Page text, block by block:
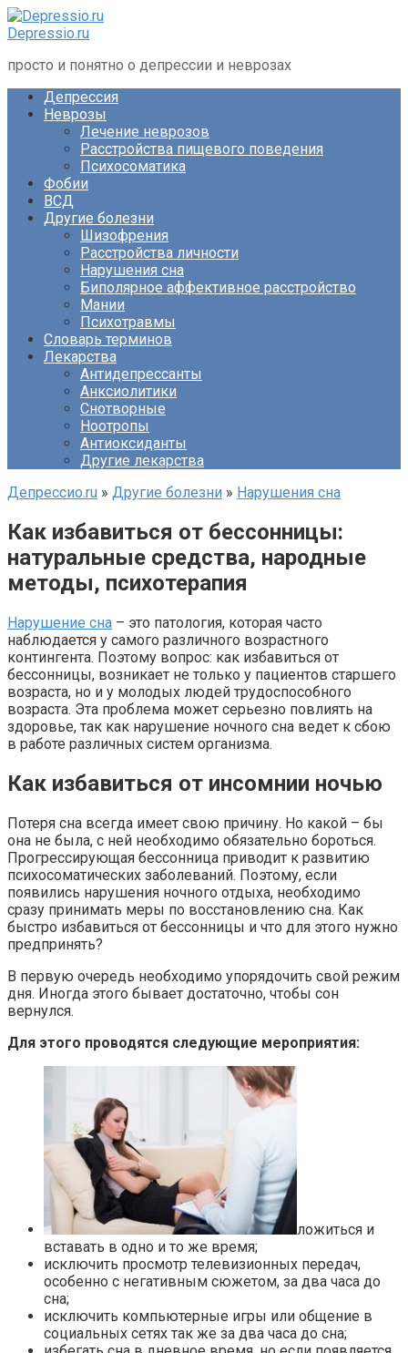
Перейти
к
Depressio.ru
просто и понятно о депрессии и неврозах
Депрессия
Неврозы
Лечение неврозов
Расстройства пищевого поведения
Психосоматика
Фобии
ВСД
Другие болезни
Шизофрения
Расстройства личности
Нарушения сна
Биполярное аффективное расстройство
Мании
Психотравмы
Словарь терминов
Лекарства
Антидепрессанты
Анксиолитики
Снотворные
Ноотропы
Антиоксиданты
Другие лекарства
Депрессио.ru » Другие болезни » Нарушения сна
Как избавиться от бессонницы:
натуральные средства, народные
методы, психотерапия
Нарушение сна – это патология, которая часто
наблюдается у самого различного возрастного
контингента. Поэтому вопрос: как избавиться от
бессонницы, возникает не только у пациентов старшего
возраста, но и у молодых людей трудоспособного
возраста. Эта проблема может серьезно повлиять на
здоровье, так как нарушение ночного сна ведет к сбою
в работе различных систем организма.
Как избавиться от инсомнии ночью
Потеря сна всегда имеет свою причину. Но какой – бы
она не была, с ней необходимо обязательно бороться.
Прогрессирующая бессонница приводит к развитию
психосоматических заболеваний. Поэтому, если
появились нарушения ночного отдыха, необходимо
сразу принимать меры по восстановлению сна. Как
быстро избавиться от бессонницы и что для этого нужно
предпринять?
В первую очередь необходимо упорядочить свой режим
дня. Иногда этого бывает достаточно, чтобы сон
вернулся.
Для этого проводятся следующие мероприятия:
ложиться и
вставать в одно и то же время;
исключить просмотр телевизионных передач,
особенно с негативным сюжетом, за два часа до
сна;
исключить компьютерные игры или общение в
социальных сетях так же за два часа до сна;